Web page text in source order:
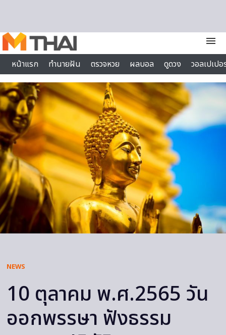
menu
หน้าแรก
ทำนายฝัน ตรวจหวย ผลบอล ดูดวง
วอลเปเป
ไลฟ์สไตล์
NEWS
10 ตุลาคม พ.ศ.2565 วัน
ออกพรรษา ฟังธรรม